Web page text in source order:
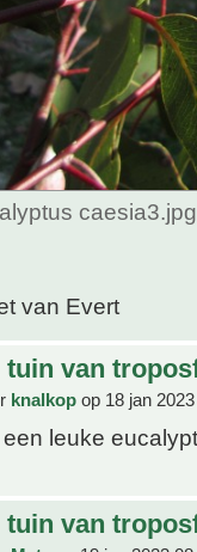
van Evert
tuin van
knalkop op 18 jan
een leuke
tuin van